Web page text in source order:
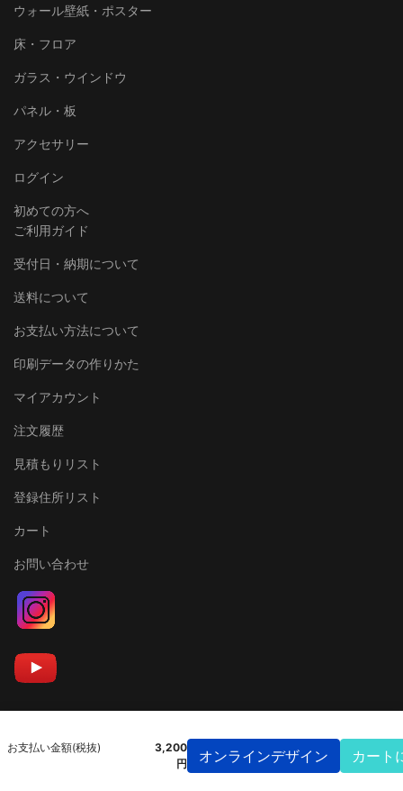
ウォール壁紙・ポスター
床・フロア
ガラス・ウインドウ
パネル・板
アクセサリー
ログイン
初めての方へ
ご利用ガイド
受付日・納期について
送料について
お支払い方法について
印刷データの作りかた
マイアカウント
注文履歴
見積もりリスト
登録住所リスト
カート
お問い合わせ
お支払い金額(税抜)
3,200
円
カート